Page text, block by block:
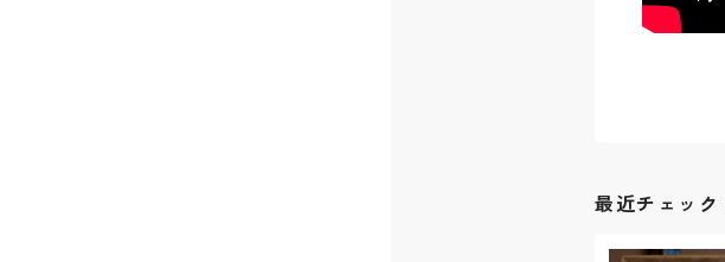
最近チェック